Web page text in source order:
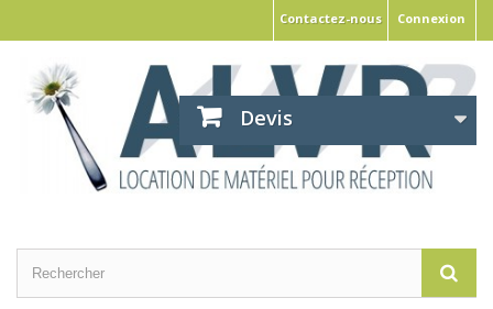
Connexion
Contactez-nous
Devis